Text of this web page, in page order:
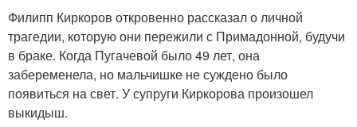
Филипп Киркоров откровенно рассказал о личной
трагедии, которую они пережили с Примадонной, будучи
в браке. Когда Пугачевой было 49 лет, она
забеременела, но мальчишке не суждено было
появиться на свет. У супруги Киркорова произошел
выкидыш.